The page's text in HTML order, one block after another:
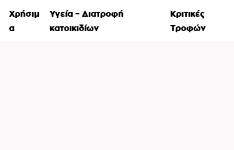
Χρήσιμ
α
Υγεία – Διατροφή
κατοικιδίων
Κριτικές
Τροφών